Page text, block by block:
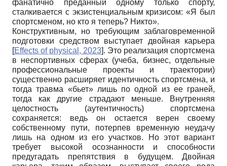
фанатично преданный одному только спорту,
сталкивается с экзистенциальным кризисом: «Я был
спортсменом, но кто я теперь? Никто».
Конструктивным, но требующим заблаговременной
подготовки средством выступает двойная карьера
[Effects of physical, 2023]. Это реализация спортсмена
в неспортивных сферах (учеба, бизнес, отдельные
профессиональные проекты и траектории)
существенно расширяет идентичность спортсмена, и
тогда травма «бьет» лишь по одной из ее граней,
тогда как другие страдают меньше. Внутренняя
целостность (аутентичность) спортсмена
сохраняется: ведь он остается верен своему
собственному пути, потерпев временную неудачу
лишь на одном из его участков. Но этот вариант
требует высокой осознанности и способности
предугадать препятствия в будущем. Двойная